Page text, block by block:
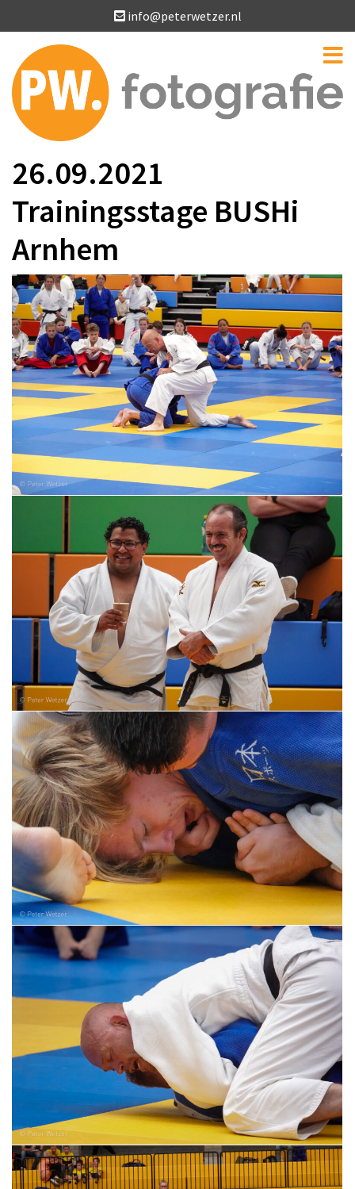
info@peterwetzer.nl
26.09.2021
Trainingsstage BUSHi
Arnhem